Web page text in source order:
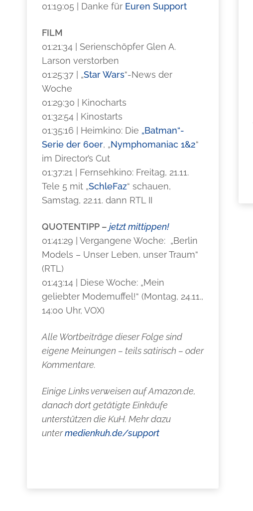
01:19:05 | Danke für Euren Support
FILM
01:21:34 | Serienschöpfer Glen A.
Larson verstorben
01:25:37 | „Star Wars“-News der
Woche
01:29:30 | Kinocharts
01:32:54 | Kinostarts
01:35:16 | Heimkino: Die „Batman“-
Serie der 60er, „Nymphomaniac 1&2“
im Director’s Cut
01:37:21 | Fernsehkino: Freitag, 21.11.
Tele 5 mit „SchleFaz“ schauen,
Samstag, 22.11. dann RTL II
QUOTENTIPP – jetzt mittippen!
01:41:29 | Vergangene Woche: „Berlin
Models – Unser Leben, unser Traum“
(RTL)
01:43:14 | Diese Woche: „Mein
geliebter Modemuffel!“ (Montag, 24.11.,
14:00 Uhr, VOX)
Alle Wortbeiträge dieser Folge sind
eigene Meinungen – teils satirisch – oder
Kommentare.
Einige Links verweisen auf Amazon.de,
danach dort getätigte Einkäufe
unterstützen die KuH. Mehr dazu
untermedienkuh.de/support